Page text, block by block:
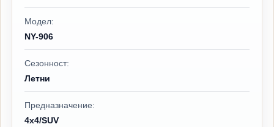
Модел:
NY-906
Сезонност:
Летни
Предназначение:
4x4/SUV